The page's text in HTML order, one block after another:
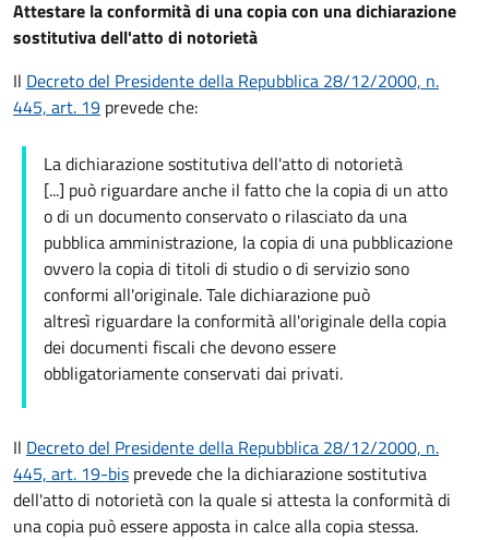
Attestare la conformità di una copia con una dichiarazione
sostitutiva dell'atto di notorietà
Il Decreto del Presidente della Repubblica 28/12/2000, n.
445, art. 19 prevede che:
La dichiarazione sostitutiva dell'atto di notorietà
[...] può riguardare anche il fatto che la copia di un atto
o di un documento conservato o rilasciato da una
pubblica amministrazione, la copia di una pubblicazione
ovvero la copia di titoli di studio o di servizio sono
conformi all'originale. Tale dichiarazione può
altresì riguardare la conformità all'originale della copia
dei documenti fiscali che devono essere
obbligatoriamente conservati dai privati.
Il Decreto del Presidente della Repubblica 28/12/2000, n.
445, art. 19-bis prevede che la dichiarazione sostitutiva
dell'atto di notorietà con la quale si attesta la conformità di
una copia può essere apposta in calce alla copia stessa.